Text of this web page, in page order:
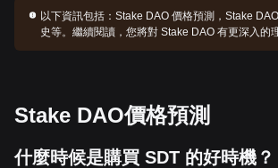
以下資訊包括： Stake DAO 價格預測，Stake
史等。繼續閱讀，您將對 Stake DAO 有更深入的
Stake DAO價格預測
什麼時候是購買 SDT 的好時機